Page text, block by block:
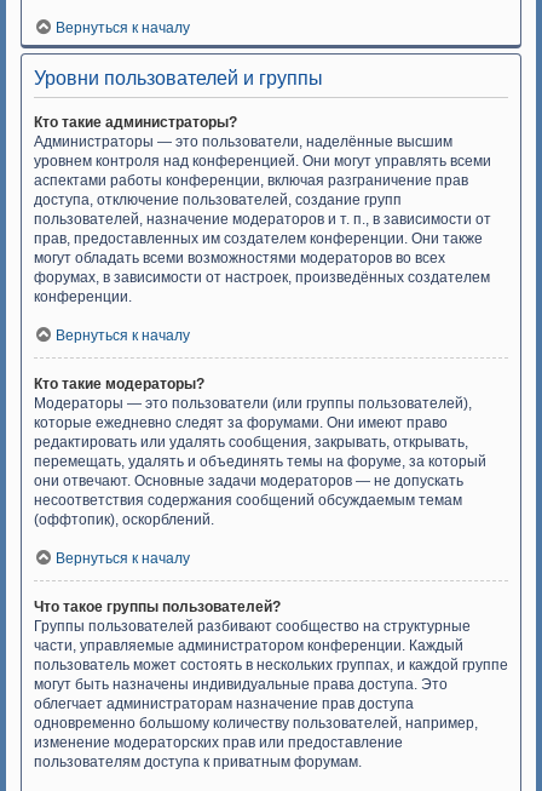
Вернуться к началу
Уровни пользователей и группы
Кто такие администраторы?
Администраторы — это пользователи, наделённые высшим
уровнем контроля над конференцией. Они могут управлять всеми
аспектами работы конференции, включая разграничение прав
доступа, отключение пользователей, создание групп
пользователей, назначение модераторов и т. п., в зависимости от
прав, предоставленных им создателем конференции. Они также
могут обладать всеми возможностями модераторов во всех
форумах, в зависимости от настроек, произведённых создателем
конференции.
Вернуться к началу
Кто такие модераторы?
Модераторы — это пользователи (или группы пользователей),
которые ежедневно следят за форумами. Они имеют право
редактировать или удалять сообщения, закрывать, открывать,
перемещать, удалять и объединять темы на форуме, за который
они отвечают. Основные задачи модераторов — не допускать
несоответствия содержания сообщений обсуждаемым темам
(оффтопик), оскорблений.
Вернуться к началу
Что такое группы пользователей?
Группы пользователей разбивают сообщество на структурные
части, управляемые администратором конференции. Каждый
пользователь может состоять в нескольких группах, и каждой группе
могут быть назначены индивидуальные права доступа. Это
облегчает администраторам назначение прав доступа
одновременно большому количеству пользователей, например,
изменение модераторских прав или предоставление
пользователям доступа к приватным форумам.